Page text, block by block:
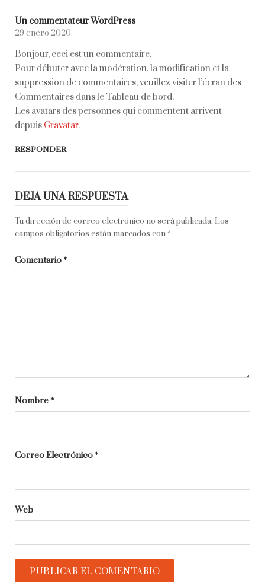
Un commentateur WordPress
29 enero 2020
Bonjour, ceci est un commentaire.
Pour débuter avec la modération, la modification et la
suppression de commentaires, veuillez visiter l’écran des
Commentaires dans le Tableau de bord.
Les avatars des personnes qui commentent arrivent
depuis Gravatar.
RESPONDER
DEJA UNA RESPUESTA
Tu dirección de correo electrónico no será publicada. Los
campos obligatorios están marcados con *
Comentario *
Nombre *
Correo Electrónico *
Web